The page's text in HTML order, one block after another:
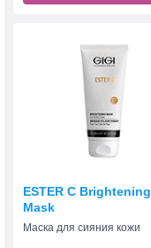
ESTER C Brightening
Mask
Маска для сияния кожи